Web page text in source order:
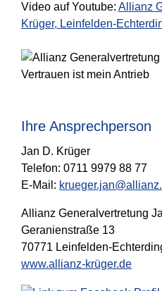
Video auf Youtube: Allianz
Krüger, Leinfelden-
Ihre Ansprechperson
Jan D. Krüger
Telefon: 0711 9979 88 77
E-Mail:
Allianz Generalvertretung
Geranienstraße 13
70771 Leinfelden-
www.allianz-krüger.de